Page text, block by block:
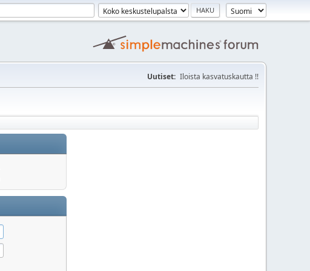
Uutiset: Iloista kasvatuskautta !!